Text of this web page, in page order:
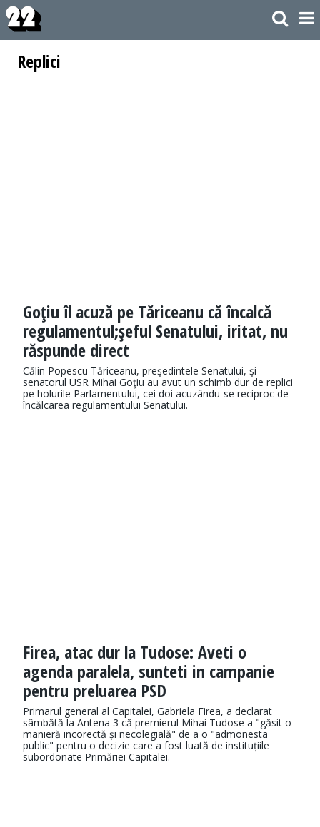
Replici
Goţiu îl acuză pe Tăriceanu că încalcă
regulamentul;şeful Senatului, iritat, nu
răspunde direct
Călin Popescu Tăriceanu, preşedintele Senatului, şi
senatorul USR Mihai Goţiu au avut un schimb dur de replici
pe holurile Parlamentului, cei doi acuzându-se reciproc de
încălcarea regulamentului Senatului.
Firea, atac dur la Tudose: Aveti o
agenda paralela, sunteti in campanie
pentru preluarea PSD
Primarul general al Capitalei, Gabriela Firea, a declarat
sâmbătă la Antena 3 că premierul Mihai Tudose a "găsit o
manieră incorectă și necolegială" de a o "admonesta
public" pentru o decizie care a fost luată de instituțiile
subordonate Primăriei Capitalei.